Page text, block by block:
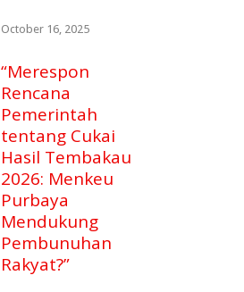
October 16, 2025
“Merespon
Rencana
Pemerintah
tentang Cukai
Hasil Tembakau
2026: Menkeu
Purbaya
Mendukung
Pembunuhan
Rakyat?”